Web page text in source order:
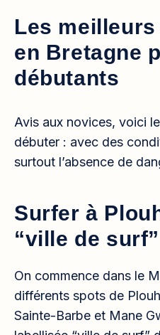
Les
en Bretagne
débutants
Avis aux novices, voici
débuter : avec des
surtout l’absence de
Surfer à
“ville de surf”
On commence dans le
différents spots de
Sainte-Barbe et Mane